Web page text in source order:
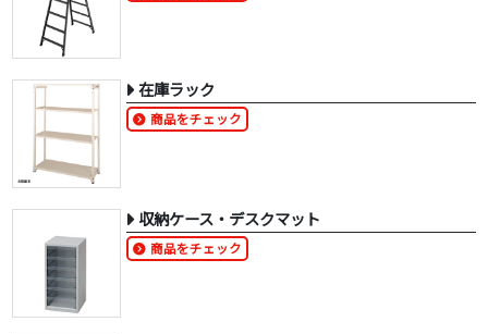
在庫ラック
商品をチェック
収納ケース・デスクマット
商品をチェック